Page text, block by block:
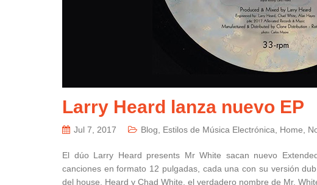
Larry Heard lanza nuevo EP
Jul 7, 2017 Blog Estilos de Música Electrónica Home
El dúo Larry Heard presents Mr White sacan nuevo
canciones en formato 12 pulgadas, cada una con su versión
del house. Heard y Chad White, el verdadero nombre de Mr.